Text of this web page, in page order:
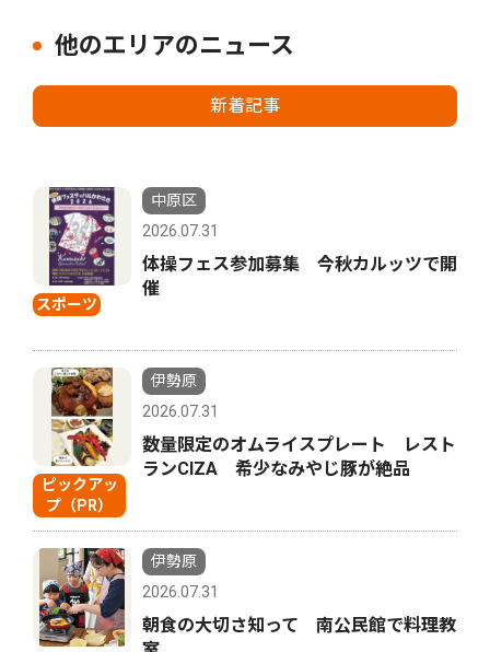
他のエリアのニュース
新着記事
スポーツ
中原区
2026.07.31
体操フェス参加募集 今秋カルッツで開
催
ピックアッ
プ（PR）
伊勢原
2026.07.31
数量限定のオムライスプレート レスト
ランCIZA 希少なみやじ豚が絶品
伊勢原
2026.07.31
朝食の大切さ知って 南公民館で料理教